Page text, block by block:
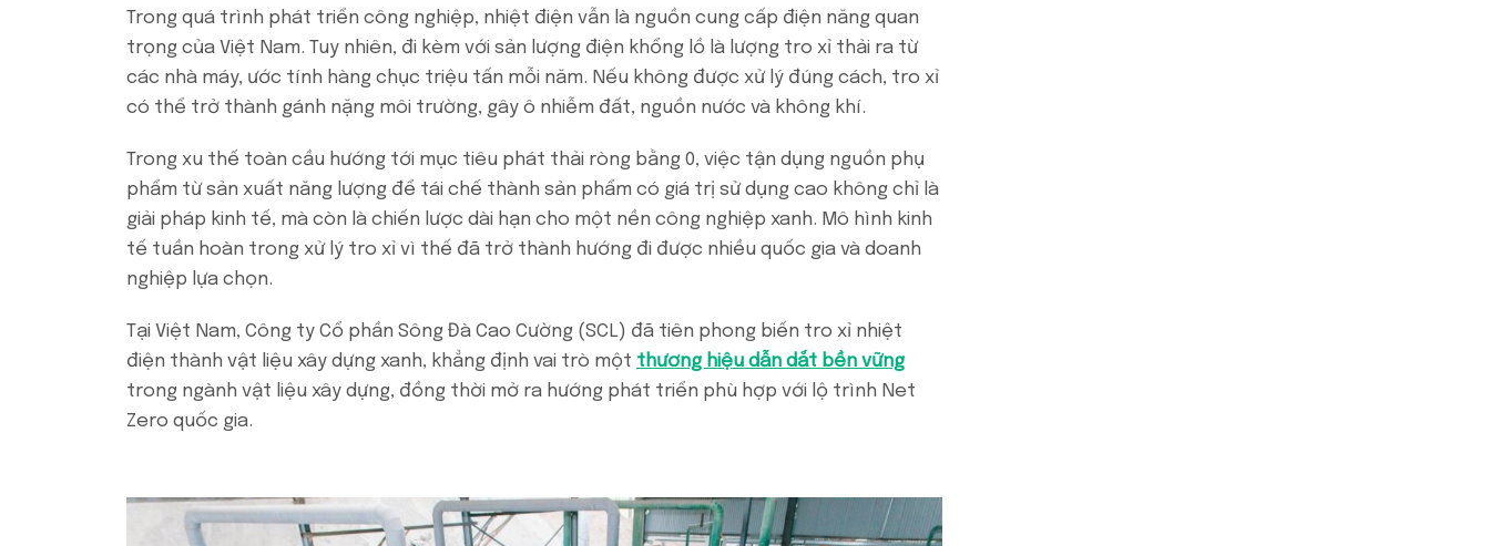
Trong quá trình phát triển công nghiệp, nhiệt điện vẫn là nguồn cung cấp điện năng quan
trọng của Việt Nam. Tuy nhiên, đi kèm với sản lượng điện khổng lồ là lượng tro xỉ thải ra từ
các nhà máy, ước tính hàng chục triệu tấn mỗi năm. Nếu không được xử lý đúng cách, tro xỉ
có thể trở thành gánh nặng môi trường, gây ô nhiễm đất, nguồn nước và không khí.
Trong xu thế toàn cầu hướng tới mục tiêu phát thải ròng bằng 0, việc tận dụng nguồn phụ
phẩm từ sản xuất năng lượng để tái chế thành sản phẩm có giá trị sử dụng cao không chỉ là
giải pháp kinh tế, mà còn là chiến lược dài hạn cho một nền công nghiệp xanh. Mô hình kinh
tế tuần hoàn trong xử lý tro xỉ vì thế đã trở thành hướng đi được nhiều quốc gia và doanh
nghiệp lựa chọn.
Tại Việt Nam, Công ty Cổ phần Sông Đà Cao Cường (SCL) đã tiên phong biến tro xỉ nhiệt
điện thành vật liệu xây dựng xanh, khẳng định vai trò một thương hiệu dẫn dắt bền vững
trong ngành vật liệu xây dựng, đồng thời mở ra hướng phát triển phù hợp với lộ trình Net
Zero quốc gia.